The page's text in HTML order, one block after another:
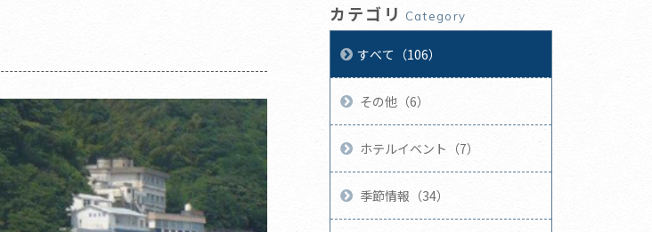
カテゴリ Category
すべて（106）
その他（6）
ホテルイベント（7）
季節情報（34）